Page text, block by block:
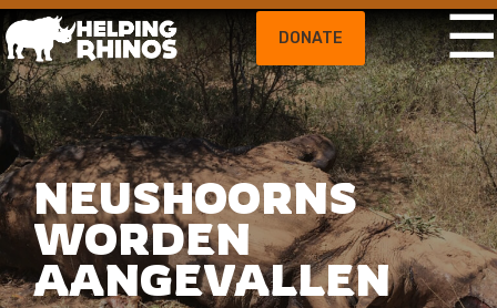
DONATE ☰
NEUSHOORNS
WORDEN
AANGEVALLEN